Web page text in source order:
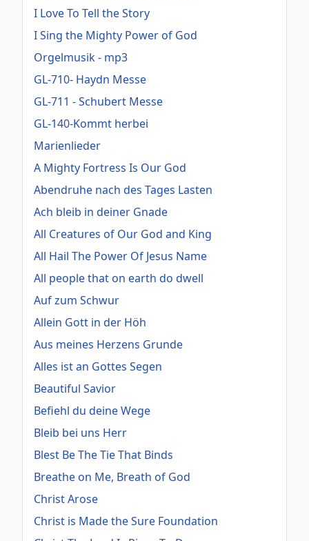
I Love To Tell the Story
I Sing the Mighty Power of God
Orgelmusik - mp3
GL-710- Haydn Messe
GL-711 - Schubert Messe
GL-140-Kommt herbei
Marienlieder
A Mighty Fortress Is Our God
Abendruhe nach des Tages Lasten
Ach bleib in deiner Gnade
All Creatures of Our God and King
All Hail The Power Of Jesus Name
All people that on earth do dwell
Auf zum Schwur
Allein Gott in der Höh
Aus meines Herzens Grunde
Alles ist an Gottes Segen
Beautiful Savior
Befiehl du deine Wege
Bleib bei uns Herr
Blest Be The Tie That Binds
Breathe on Me, Breath of God
Christ Arose
Christ is Made the Sure Foundation